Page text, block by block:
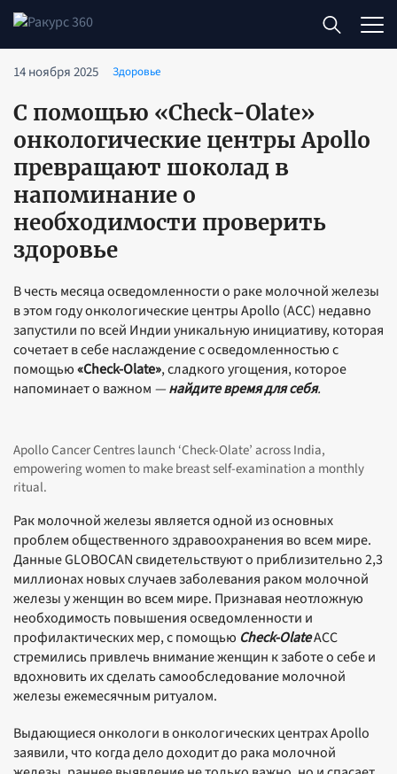
14 ноября 2025 Здоровье
С помощью «Check-Olate»
онкологические центры Apollo
превращают шоколад в
напоминание о
необходимости проверить
здоровье
В честь месяца осведомленности о раке молочной железы
в этом году онкологические центры Apollo (ACC) недавно
запустили по всей Индии уникальную инициативу, которая
сочетает в себе наслаждение с осведомленностью с
помощью«Check-Olate», сладкого угощения, которое
напоминает о важном —найдите время для себя.
Apollo Cancer Centres launch ‘Check-Olate’ across India,
empowering women to make breast self-examination a monthly
ritual.
Рак молочной железы является одной из основных
проблем общественного здравоохранения во всем мире.
Данные GLOBOCAN свидетельствуют о приблизительно 2,3
миллионах новых случаев заболевания раком молочной
железы у женщин во всем мире. Признавая неотложную
необходимость повышения осведомленности и
профилактических мер, с помощью Check-OlateACC
стремились привлечь внимание женщин к заботе о себе и
вдохновить их сделать самообследование молочной
железы ежемесячным ритуалом.
Выдающиеся онкологи в онкологических центрах Apollo
заявили, что когда дело доходит до рака молочной